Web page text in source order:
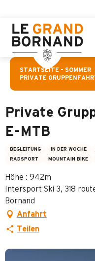
contenu
principal
STARTSEITE – SOMMER
PRIVATE
Private
E-MTB
BEGLEITUNG IN DER WOCHE
RADSPORT
MOUNTAIN BIKE
Höhe : 942m
Intersport Ski 3, 318
Bornand
Anfahrt
Teilen